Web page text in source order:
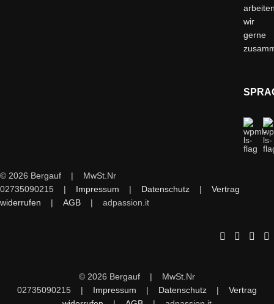
wir
gerne
© 2026 Bergauf | MwSt.Nr
02735090215 | Impressum | Datenschutz | Vertrag
widerrufen | AGB | adpassion.it
© 2026 Bergauf | MwSt.Nr
02735090215 | Impressum | Datenschutz | Vertrag